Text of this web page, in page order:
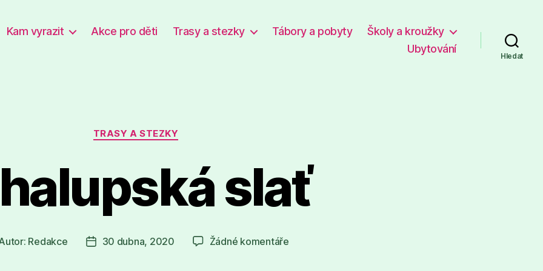
Kam vyrazit Akce pro děti Trasy a stezky Tábory a pobyty
Školy a kroužky
Ubytování
Hledat
Rubriky
TRASY A STEZKY
slať
Redakce
Datum
30 dubna, 2020 Žádné komentářeu